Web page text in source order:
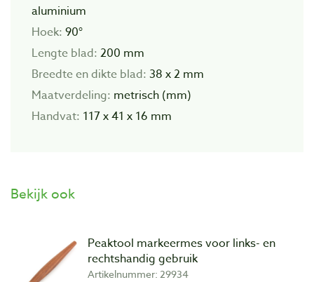
aluminium
Hoek: 90°
Lengte blad: 200 mm
Breedte en dikte blad: 38 x 2 mm
Maatverdeling: metrisch (mm)
Handvat: 117 x 41 x 16 mm
Bekijk ook
Peaktool markeermes voor links- en
rechtshandig gebruik
Artikelnummer: 29934